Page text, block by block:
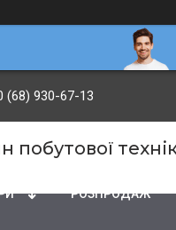
(68) 930-67-13
побутової
PОЗПРОДАЖ